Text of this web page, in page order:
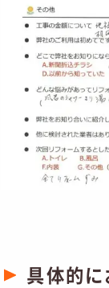
具体的に